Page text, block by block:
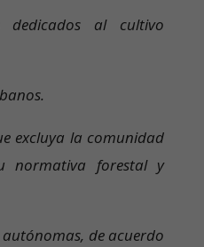
dedicados al cultivo
excluya la comunidad
normativa forestal y
de acuerdo